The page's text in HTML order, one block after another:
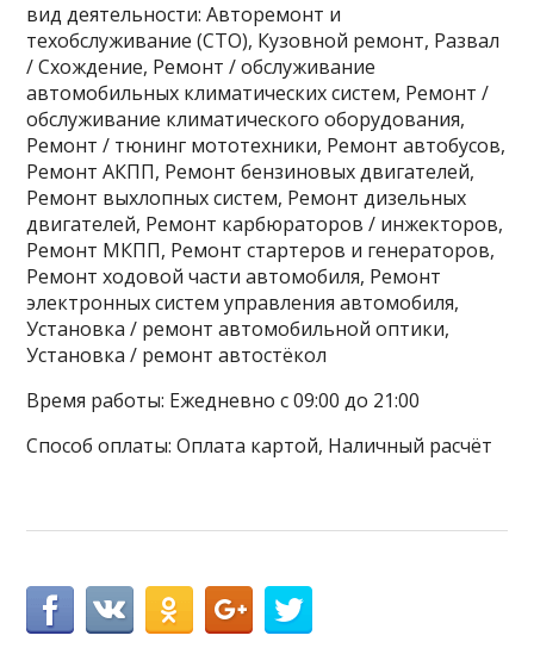
вид деятельности: Авторемонт и
техобслуживание (СТО), Кузовной ремонт, Развал
/ Схождение, Ремонт / обслуживание
автомобильных климатических систем, Ремонт /
обслуживание климатического оборудования,
Ремонт / тюнинг мототехники, Ремонт автобусов,
Ремонт АКПП, Ремонт бензиновых двигателей,
Ремонт выхлопных систем, Ремонт дизельных
двигателей, Ремонт карбюраторов / инжекторов,
Ремонт МКПП, Ремонт стартеров и генераторов,
Ремонт ходовой части автомобиля, Ремонт
электронных систем управления автомобиля,
Установка / ремонт автомобильной оптики,
Установка / ремонт автостёкол
Время работы: Ежедневно с 09:00 до 21:00
Способ оплаты: Оплата картой, Наличный расчёт